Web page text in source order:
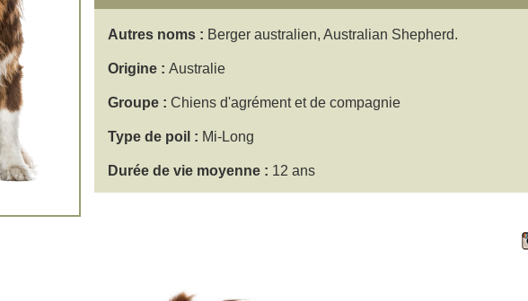
Autres noms : Berger australien, Australian Shepherd.
Origine :Australie
Groupe :Chiens d'agrément et de compagnie
Type de poil : Mi-Long
Durée de vie moyenne : 12 ans